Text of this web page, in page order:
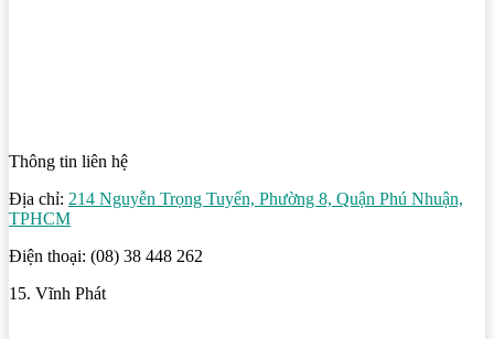
Thông tin liên hệ
Địa chỉ: 214 Nguyễn Trọng Tuyển, Phường 8, Quận Phú Nhuận,
TPHCM
Điện thoại: (08) 38 448 262
15. Vĩnh Phát